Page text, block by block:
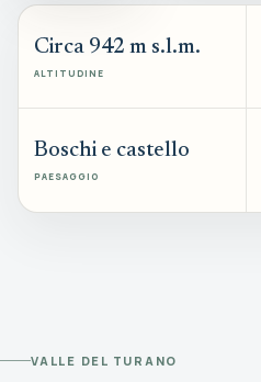
Circa 942 m s.l.m.
ALTITUDINE
Boschi e castello
PAESAGGIO
VALLE DEL TURANO